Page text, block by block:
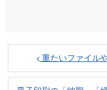
重たいファイル